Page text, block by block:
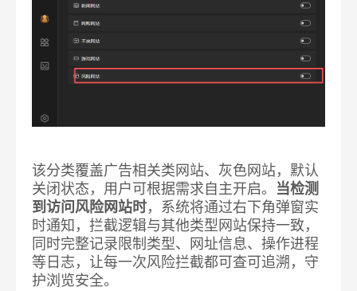
该分类覆盖广告相关类网站、灰色网站，默认
关闭状态，用户可根据需求自主开启。 当检测
到访问风险网站时，系统将通过右下角弹窗实
时通知，拦截逻辑与其他类型网站保持一致，
同时完整记录限制类型、网址信息、操作进程
等日志，让每一次风险拦截都可查可追溯，守
护浏览安全。